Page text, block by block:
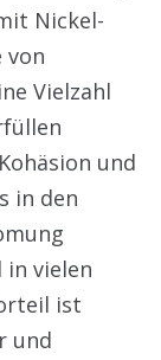
Nickel-
von
Vielzahl
und
in den
vielen
ist
und